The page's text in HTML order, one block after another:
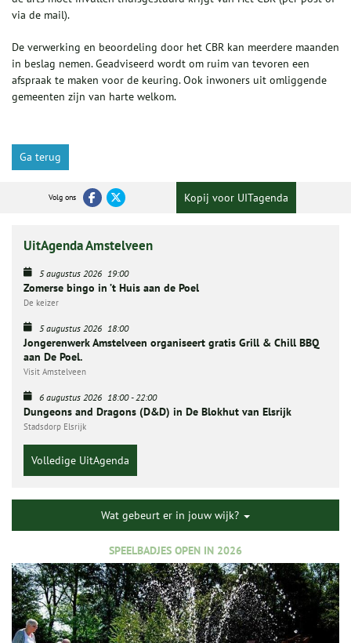
via de mail).
De verwerking en beoordeling door het CBR kan meerdere maanden
in beslag nemen. Geadviseerd wordt om ruim van tevoren een
afspraak te maken voor de keuring. Ook inwoners uit omliggende
gemeenten zijn van harte welkom.
Ga terug
Volg ons Kopij voor UITagenda
UitAgenda Amstelveen
5 augustus 2026 19:00
Zomerse bingo in ’t Huis aan de Poel
De keizer
5 augustus 2026 18:00
Jongerenwerk Amstelveen organiseert gratis Grill & Chill BBQ
aan De Poel.
Visit Amstelveen
6 augustus 2026 18:00-22:00
Dungeons and Dragons (D&D) in De Blokhut van Elsrijk
Stadsdorp Elsrijk
Volledige UitAgenda
Wat gebeurt er in jouw wijk?
SPEELBADJES OPEN IN 2026